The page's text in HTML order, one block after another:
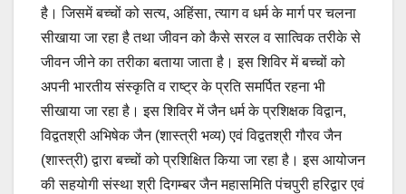
है। जिसमें बच्चों को सत्य, अहिंसा, त्याग व धर्म के मार्ग पर चलना
सीखाया जा रहा है तथा जीवन को कैसे सरल व सात्विक तरीके से
जीवन जीने का तरीका बताया जाता है। इस शिविर में बच्चों को
अपनी भारतीय संस्कृति व राष्ट्र के प्रति समर्पित रहना भी
सीखाया जा रहा है। इस शिविर में जैन धर्म के प्रशिक्षक विद्वान,
विद्वतश्री अभिषेक जैन (शास्त्री भव्य) एवं विद्वतश्री गौरव जैन
(शास्त्री) द्वारा बच्चों को प्रशिक्षित किया जा रहा है। इस आयोजन
की सहयोगी संस्था श्री दिगम्बर जैन महासमिति पंचपुरी हरिद्वार एवं